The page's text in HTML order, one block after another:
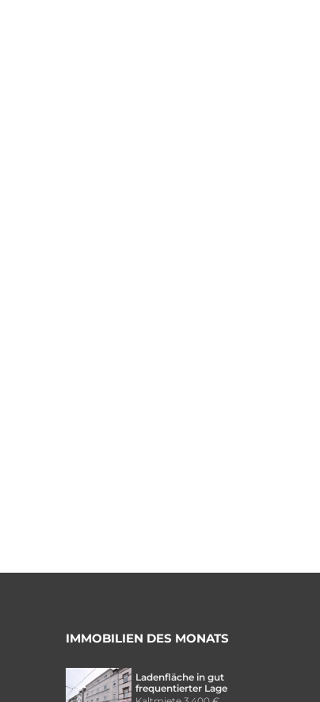
IMMOBILIEN DES MONATS
Ladenfläche in gut
frequentierter Lage